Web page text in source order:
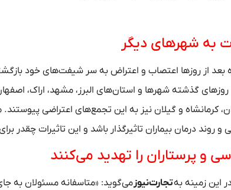
به شهرهای دیگر
بعد از روزها اعتصاب و اعتراض به سر شیفت‌های خود
گذشته شهرها و استان‌های البرز، مشهد، اراک،
کرمانشاه و گیلان نیز به این تجمع‌های اعتراضی
روند درمان بیماران تاثیرگذار باشد و این تاثیرات چقدر
و پرستاران را تهدید می‌کنند
این زمینه بهتجارت‌نیوزمی‌گوید: «متاسفانه مسئولان به